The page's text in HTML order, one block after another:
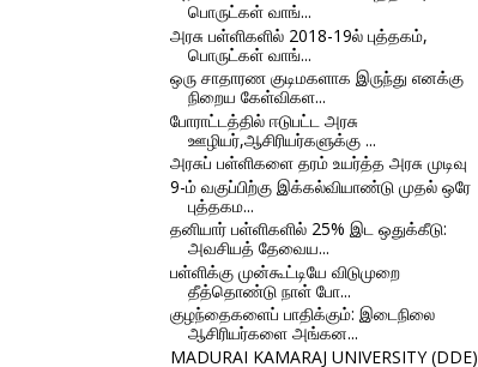
பொருட்கள் வாங்...
அரசு பள்ளிகளில் 2018-19ல் புத்தகம்,
பொருட்கள் வாங்...
ஒரு சாதாரண குடிமகளாக இருந்து எனக்கு
நிறைய கேள்விகள...
போராட்டத்தில் ஈடுபட்ட அரசு
ஊழியர்,ஆசிரியர்களுக்கு ...
அரசுப் பள்ளிகளை தரம் உயர்த்த அரசு முடிவு
9-ம் வகுப்பிற்கு இக்கல்வியாண்டு முதல் ஒரே
புத்தகம...
தனியார் பள்ளிகளில் 25% இட ஒதுக்கீடு:
அவசியத் தேவைய...
பள்ளிக்கு முன்கூட்டியே விடுமுறை
தீத்தொண்டு நாள் போ...
குழந்தைகளைப் பாதிக்கும்: இடைநிலை
ஆசிரியர்களை அங்கன...
MADURAI KAMARAJ UNIVERSITY (DDE)